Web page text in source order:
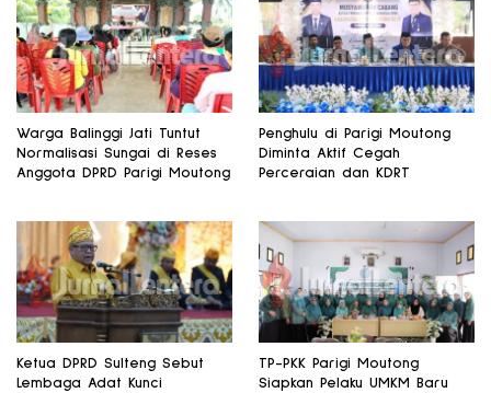
Warga Balinggi Jati Tuntut
Normalisasi Sungai di Reses
Anggota DPRD Parigi Moutong
Penghulu di Parigi Moutong
Diminta Aktif Cegah
Perceraian dan KDRT
Ketua DPRD Sulteng Sebut
Lembaga Adat Kunci
TP-PKK Parigi Moutong
Siapkan Pelaku UMKM Baru